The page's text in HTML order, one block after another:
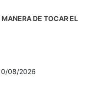
DE TOCAR EL
08/2026